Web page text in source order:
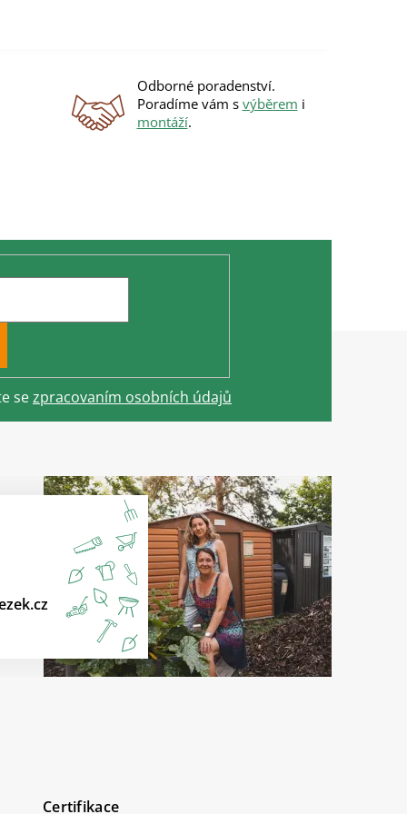
Odborné poradenství.
Poradíme vám s výběrem i
montáží.
sezpracovaním osobních údajů
Certifikace